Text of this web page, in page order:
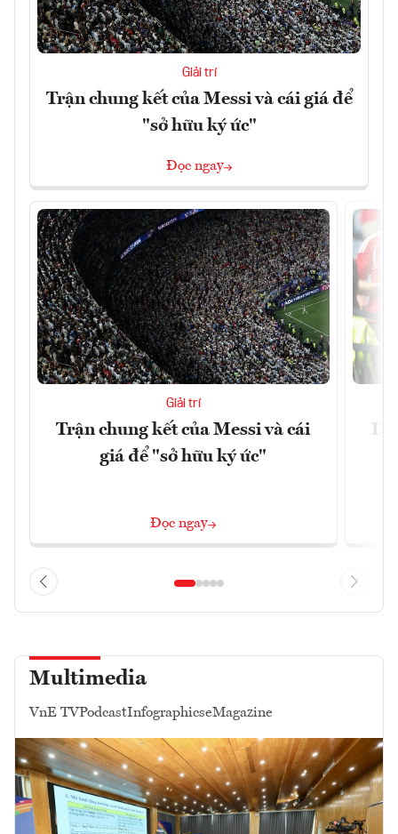
Giải trí
Trận chung kết của Messi và cái giá để
"sở hữu ký ức"
Đọc ngay
Giải trí
Trận chung kết của Messi và cái
giá để "sở hữu ký ức"
Đọc ngay
Multimedia
VnE TVPodcastInfographicseMagazine